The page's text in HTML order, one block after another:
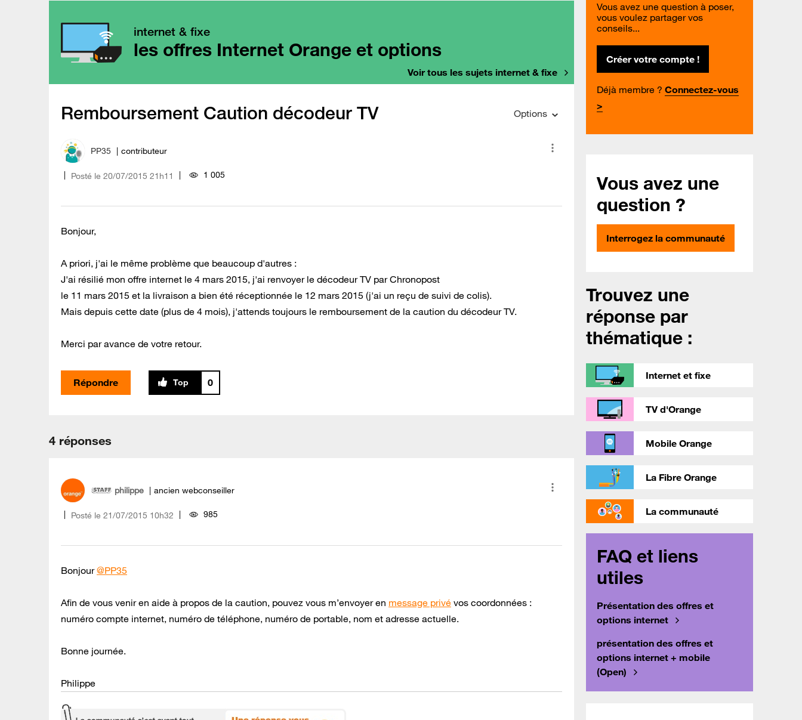
internet & fixe
les offres Internet Orange et options
Voir tous les sujets internet & fixe
Remboursem​ent Caution décodeur TV Options
PP35 contributeur
Posté le ‎20/07/2015 21h11 1 005
Bonjour,
A priori, j'ai le même problème que beaucoup d'autres :
J'ai résilié mon offre internet le 4 mars 2015, j'ai renvoyer le décodeur TV par Chronopost
le 11 mars 2015 et la livraison a bien été réceptionnée le 12 mars 2015 (j'ai un reçu de suivi de colis).
Mais depuis cette date (plus de 4 mois), j'attends toujours le remboursement de la caution du décodeur TV.
Merci par avance de votre retour.
Répondre 0
4 réponses
philippe ancien webconseiller
Posté le ‎21/07/2015 10h32 985
Bonjour@PP35
Afin de vous venir en aide à propos de la caution, pouvez vous m’envoyer en message privé vos coordonnées :
numéro compte internet, numéro de téléphone, numéro de portable, nom et adresse actuelle.
Bonne journée.
Philippe
Vous avez une question à poser,
vous voulez partager vos
conseils...
Créer votre compte !
Déjà membre ? Connectez-vous
>
Vous avez une
question ?
Interrogez la communauté
Trouvez une
réponse par
thématique :
Internet et fixe
TV d'Orange
Mobile Orange
La Fibre Orange
La communauté
FAQ et liens
utiles
Présentation des offres et
options internet
présentation des offres et
options internet + mobile
(Open)